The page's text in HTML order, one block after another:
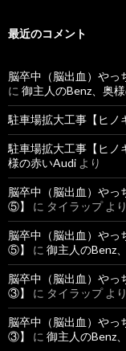
最近のコメント
脳卒中（脳出血）やっ
に 御主人のBenz、奥
駐車場拡大工事【ヒノ
駐車場拡大工事【ヒノ
様の赤いAudi より
脳卒中（脳出血）や
⑤】
に タイラップより
脳卒中（脳出血）や
⑤】
に 御主人のBenz
脳卒中（脳出血）や
③】
に タイラップより
脳卒中（脳出血）や
③】
に 御主人のBenz